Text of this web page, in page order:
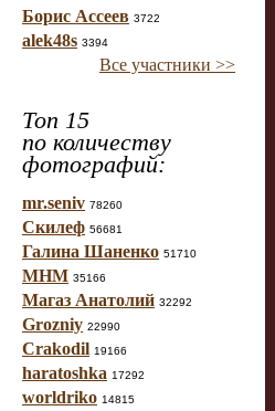
Борис Ассеев 3722
alek48s 3394
Все участники >>
Топ 15
по количеству
фотографий:
mr.seniv 78260
Скилеф 56681
Галина Шаненко 51710
МНМ 35166
Магаз Анатолий 32292
Grozniy 22990
Crakodil 19166
haratoshka 17292
worldriko 14815